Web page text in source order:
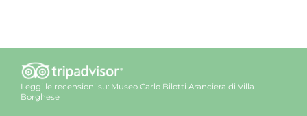
Leggi le recensioni su: Museo Carlo Bilotti Aranciera di Villa
Borghese